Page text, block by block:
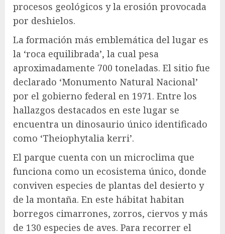
procesos geológicos y la erosión provocada
por deshielos.
La formación más emblemática del lugar es
la ‘roca equilibrada’, la cual pesa
aproximadamente 700 toneladas. El sitio fue
declarado ‘Monumento Natural Nacional’
por el gobierno federal en 1971. Entre los
hallazgos destacados en este lugar se
encuentra un dinosaurio único identificado
como ‘Theiophytalia kerri’.
El parque cuenta con un microclima que
funciona como un ecosistema único, donde
conviven especies de plantas del desierto y
de la montaña. En este hábitat habitan
borregos cimarrones, zorros, ciervos y más
de 130 especies de aves. Para recorrer el